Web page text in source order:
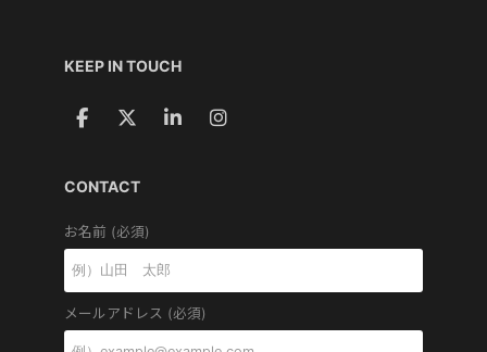
KEEP IN TOUCH
CONTACT
お名前 (必須)
メールアドレス (必須)